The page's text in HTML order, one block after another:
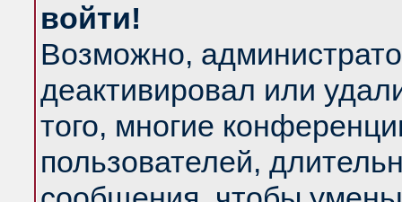
войти!
Возможно,
деактивировал или
того, многие
пользователей,